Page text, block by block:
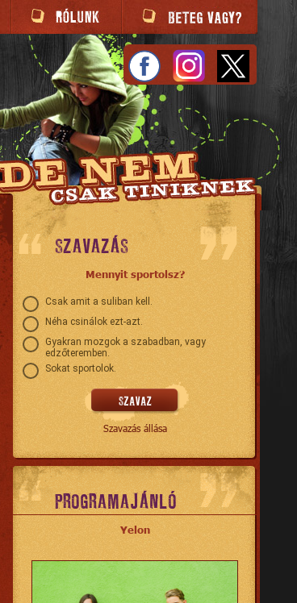
SZAVAZÁS
Mennyit sportolsz?
Csak amit a suliban kell.
Néha csinálok ezt-azt.
Gyakran mozgok a szabadban, vagy
edzőteremben.
Sokat sportolok.
Szavazás állása
PROGRAMAJÁNLÓ
Yelon